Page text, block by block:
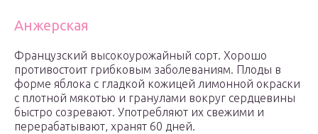
Анжерская
Французский высокоурожайный сорт. Хорошо
противостоит грибковым заболеваниям. Плоды в
форме яблока с гладкой кожицей лимонной окраски
с плотной мякотью и гранулами вокруг сердцевины
быстро созревают. Употребляют их свежими и
перерабатывают, хранят 60 дней.